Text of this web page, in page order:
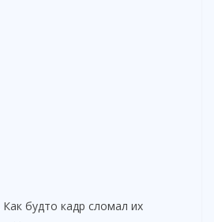
будто кадр сломал их